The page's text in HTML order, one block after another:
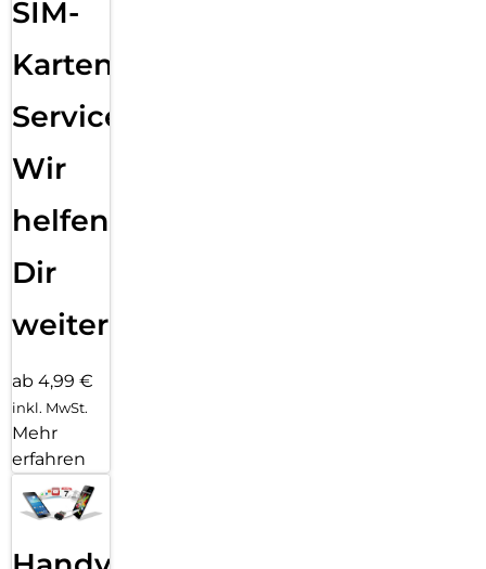
SIM-
Karten
Service:
Wir
helfen
Dir
weiter
ab 4,99 €
inkl. MwSt.
Mehr
erfahren